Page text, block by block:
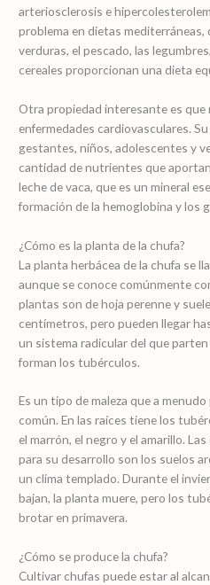
arteriosclerosis e
problema en dietas
verduras, el pescado, las
cereales proporcionan una dieta
Otra propiedad interesante es que
enfermedades cardiovasculares.
gestantes, niños, adolescentes y
cantidad de nutrientes que
leche de vaca, que es un mineral
formación de la hemoglobina y los
¿Cómo es la planta de la chufa?
La planta herbácea de la chufa se
aunque se conoce comúnmente
plantas son de hoja perenne y
centímetros, pero pueden llegar
un sistema radicular del que
forman los tubérculos.
Es un tipo de maleza que a
común. En las raíces tiene los
el marrón, el negro y el amarillo.
para su desarrollo son los suelos
un clima templado. Durante el
bajan, la planta muere, pero los
brotar en primavera.
¿Cómo se produce la chufa?
Cultivar chufas puede estar al